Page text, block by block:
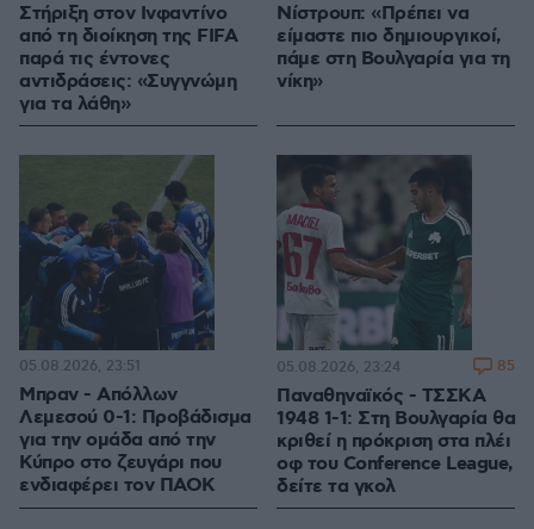
Στήριξη στον Ινφαντίνο
από τη διοίκηση της FIFA
παρά τις έντονες
αντιδράσεις: «Συγγνώμη
για τα λάθη»
Νίστρουπ: «Πρέπει να
είμαστε πιο δημιουργικοί,
πάμε στη Βουλγαρία για τη
νίκη»
Μπραν - Απόλλων
Λεμεσού 0-1: Προβάδισμα
για την ομάδα από την
Κύπρο στο ζευγάρι που
ενδιαφέρει τον ΠΑΟΚ
05.08.2026, 23:51
Παναθηναϊκός - ΤΣΣΚΑ
1948 1-1: Στη Βουλγαρία θα
κριθεί η πρόκριση στα πλέι
οφ του Conference League,
δείτε τα γκολ
05.08.2026, 23:24 85